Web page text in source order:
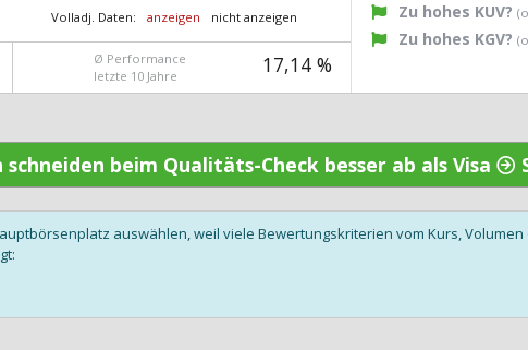
Zu hohes KUV?
Zu hohes KGV?
Volladj. Daten: anzeigen nicht anzeigen
Ø Performance
letzte 10 Jahre
17,14 %
beim Qualitäts-Check besser ab als Visa
auswählen, weil viele Bewertungskriterien vom Kurs,